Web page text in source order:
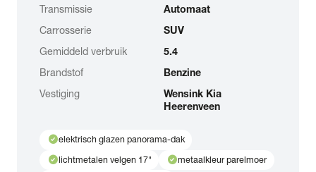
Transmissie
Automaat
Carrosserie
SUV
Gemiddeld verbruik
5.4
Brandstof
Benzine
Vestiging
Wensink Kia
Heerenveen
check_circleelektrisch glazen panorama-dak
check_circlelichtmetalen velgen 17" check_circlemetaalkleur parelmoer